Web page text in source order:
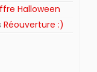
Halloween
Réouverture :)